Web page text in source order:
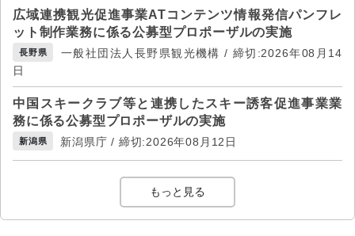
広域連携観光促進事業ATコンテンツ情報発信パンフレ
ット制作業務に係る公募型プロポーザルの実施
長野県
一般社団法人長野県観光機構 / 締切:2026年08月14
日
中国スキークラブ等と連携したスキー誘客促進事業業
務に係る公募型プロポーザルの実施
新潟県 新潟県庁 / 締切:2026年08月12日
もっと見る